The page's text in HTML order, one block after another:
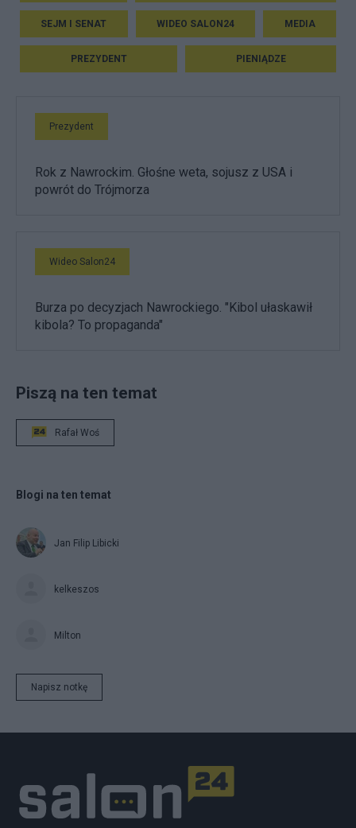
SEJM I SENAT WIDEO SALON24 MEDIA
PREZYDENT PIENIĄDZE
Prezydent
Rok z Nawrockim. Głośne weta, sojusz z USA i
powrót do Trójmorza
Wideo Salon24
Burza po decyzjach Nawrockiego. "Kibol ułaskawił
kibola? To propaganda"
Piszą na ten temat
Rafał Woś
Blogi na ten temat
Jan Filip Libicki
kelkeszos
Milton
Napisz notkę